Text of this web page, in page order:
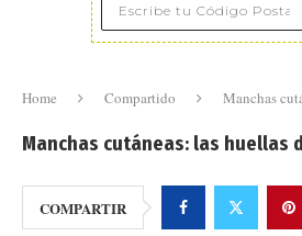
Home Compartido Manchas
Manchas cutáneas: las huellas
COMPARTIR